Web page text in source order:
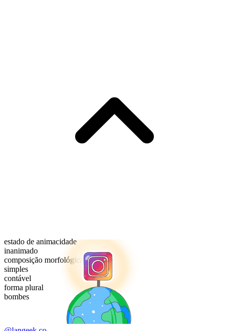
estado de animacidade
inanimado
composição morfológica
simples
contável
forma plural
bombes